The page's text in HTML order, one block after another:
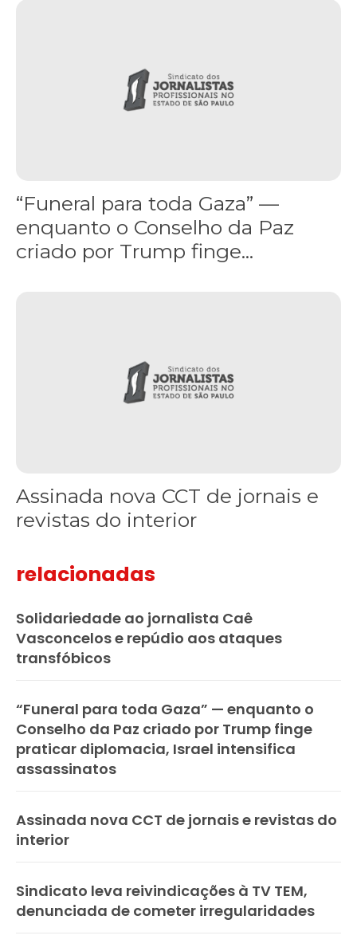
“Funeral para toda Gaza” —
enquanto o Conselho da Paz
criado por Trump finge...
Assinada nova CCT de jornais e
revistas do interior
relacionadas
Solidariedade ao jornalista Caê
Vasconcelos e repúdio aos ataques
transfóbicos
“Funeral para toda Gaza” — enquanto o
Conselho da Paz criado por Trump finge
praticar diplomacia, Israel intensifica
assassinatos
Assinada nova CCT de jornais e revistas do
interior
Sindicato leva reivindicações à TV TEM,
denunciada de cometer irregularidades